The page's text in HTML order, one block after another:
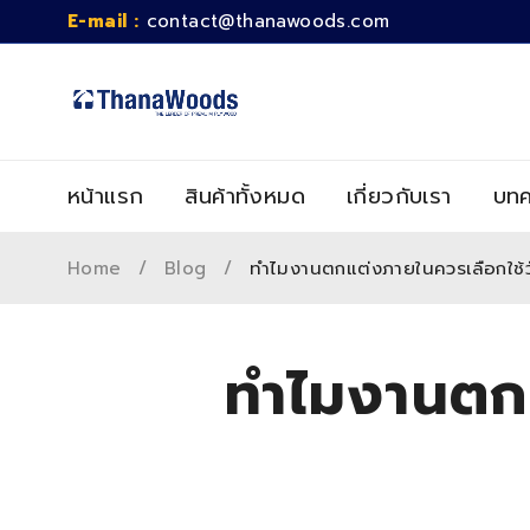
E-mail : contact@thanawoods.com
หน้าแรก สินค้าทั้งหมด เกี่ยวกับเรา บท
Home / Blog / ทำไมงานตกแต่งภายในควรเลือก
ทำไมงานต